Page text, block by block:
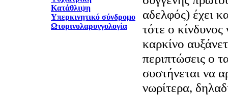
Κατάθλιψη
Υπερκινητικό σύνδρομο
Ωτορινολαρυγγολογία
αδελφός) έχει
τότε ο κίνδυνος
καρκίνο
περιπτώσεις ο
συστήνεται να
νωρίτερα,